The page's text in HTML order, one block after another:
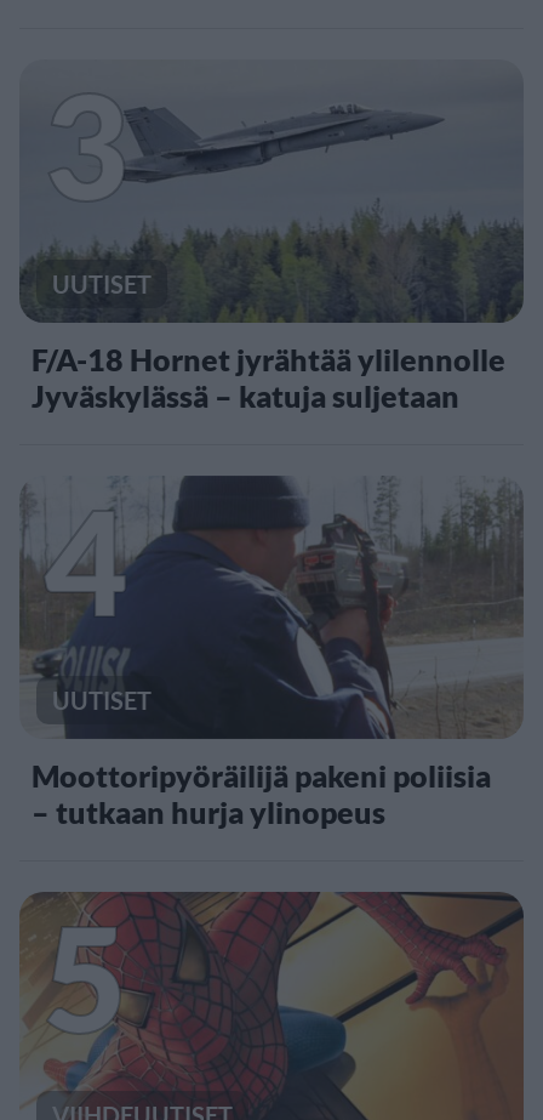
3
UUTISET
F/A-18 Hornet jyrähtää ylilennolle
Jyväskylässä – katuja suljetaan
4
UUTISET
Moottoripyöräilijä pakeni poliisia
– tutkaan hurja ylinopeus
5